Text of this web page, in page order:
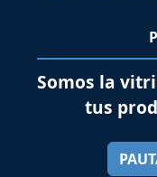
Somos la
tus